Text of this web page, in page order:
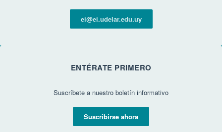
ei@ei.udelar.edu.uy
ENTÉRATE PRIMERO
Suscríbete a nuestro boletín informativo
Suscribirse ahora